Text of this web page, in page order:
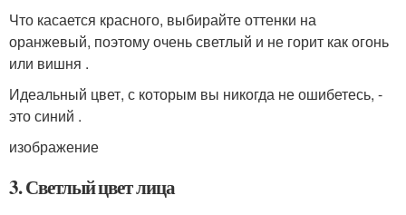
Что касается красного, выбирайте оттенки на
оранжевый, поэтому очень светлый и не горит как огонь
или вишня .
Идеальный цвет, с которым вы никогда не ошибетесь, -
это синий .
изображение
3. Светлый цвет лица